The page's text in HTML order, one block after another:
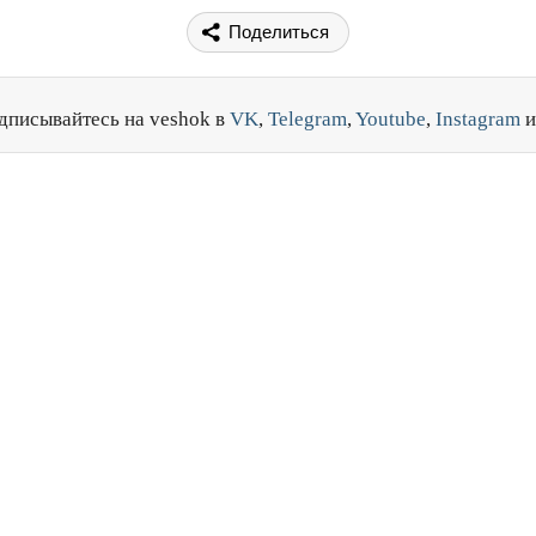
Поделиться
на veshok в VK, Telegram,Youtube, Instagram